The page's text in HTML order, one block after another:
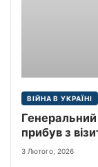
ВІЙНА В УКРАЇНІ
прибув з
3 Лютого, 2026